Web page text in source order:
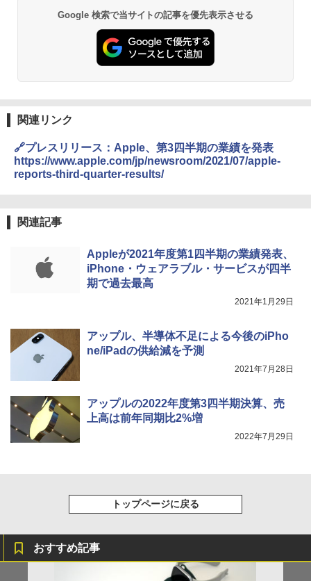
Google 検索で当サイトの記事を優先表示させる
関連リンク
🔗プレスリリース：Apple、第3四半期の業績を発表
https://www.apple.com/jp/newsroom/2021/07/apple-
reports-third-quarter-results/
関連記事
Appleが2021年度第1四半期の業績発表、
iPhone・ウェアラブル・サービスが四半
期で過去最高
2021年1月29日
アップル、半導体不足による今後のiPho
ne/iPadの供給減を予測
2021年7月28日
アップルの2022年度第3四半期決算、売
上高は前年同期比2%増
2022年7月29日
トップページに戻る
おすすめ記事